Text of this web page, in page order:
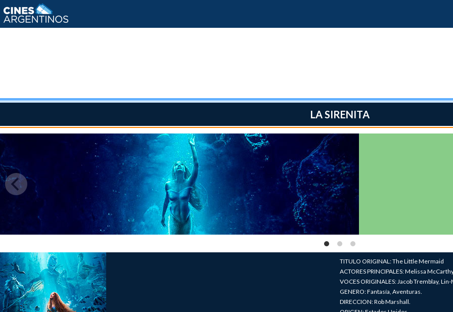
LA SIRENITA
TITULO ORIGINAL: The Little Mermaid
ACTORES PRINCIPALES: Melissa
VOCES ORIGINALES: Jacob Tremblay,
GENERO: Fantasía, Aventuras.
DIRECCION: Rob Marshall.